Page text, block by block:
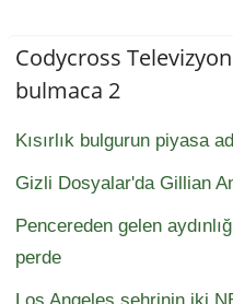
Codycross
bulmaca 2
Kısırlık bulgurun piyasa
Gizli Dosyalar'da Gillian
Pencereden gelen
perde